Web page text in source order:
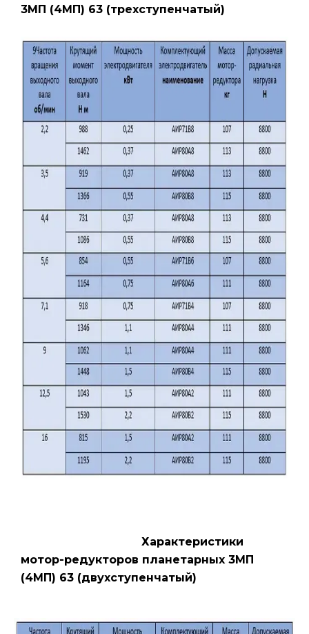
3МП (4МП) 63 (трехступенчатый)
Характеристики
мотор-редукторов планетарных 3МП
(4МП) 63 (двухступенчатый)